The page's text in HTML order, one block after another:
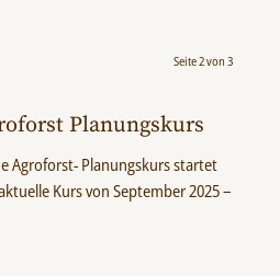
Seite 2 von 3
Planungskurs
Agroforst- Planungskurs startet
Kurs von September 2025 –